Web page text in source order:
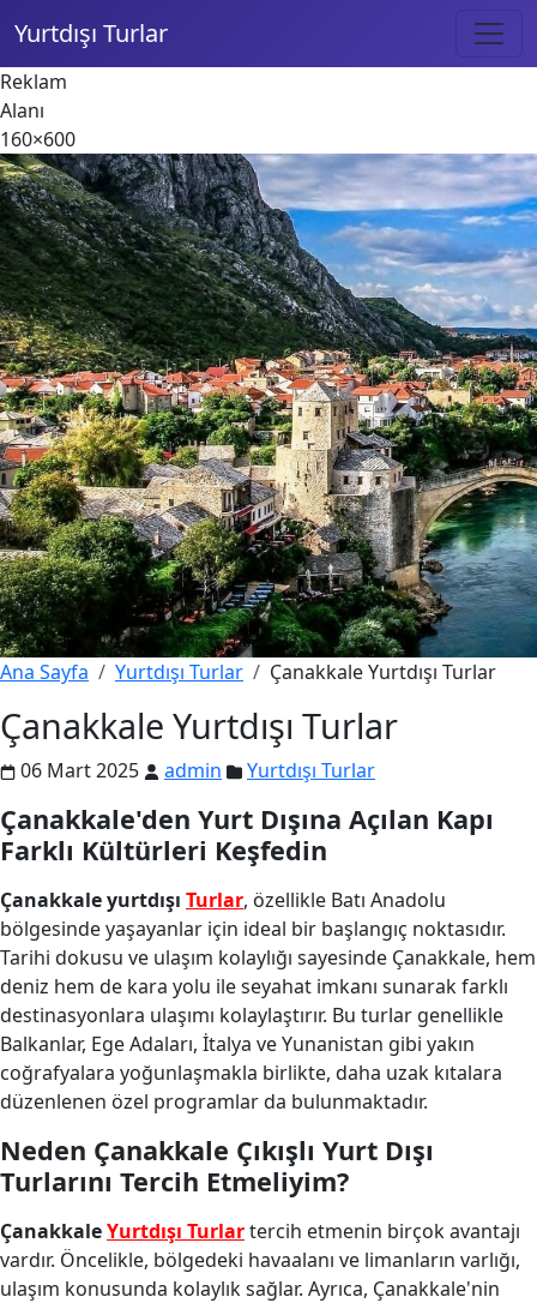
Yurtdışı Turlar
Reklam
Alanı
160×600
Ana Sayfa Yurtdışı Turlar Çanakkale Yurtdışı Turlar
Çanakkale Yurtdışı Turlar
06 Mart 2025 admin Yurtdışı Turlar
Çanakkale'den Yurt Dışına Açılan Kapı
Farklı Kültürleri Keşfedin
Çanakkale yurtdışı Turlar, özellikle Batı Anadolu
bölgesinde yaşayanlar için ideal bir başlangıç noktasıdır.
Tarihi dokusu ve ulaşım kolaylığı sayesinde Çanakkale, hem
deniz hem de kara yolu ile seyahat imkanı sunarak farklı
destinasyonlara ulaşımı kolaylaştırır. Bu turlar genellikle
Balkanlar, Ege Adaları, İtalya ve Yunanistan gibi yakın
coğrafyalara yoğunlaşmakla birlikte, daha uzak kıtalara
düzenlenen özel programlar da bulunmaktadır.
Neden Çanakkale Çıkışlı Yurt Dışı
Turlarını Tercih Etmeliyim?
ÇanakkaleYurtdışı Turlartercih etmenin birçok avantajı
vardır. Öncelikle, bölgedeki havaalanı ve limanların varlığı,
ulaşım konusunda kolaylık sağlar. Ayrıca, Çanakkale'nin